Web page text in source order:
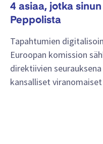
4 asiaa, jotka
Peppolista
Tapahtumien
Euroopan komission
direktiivien
kansalliset viranomaiset